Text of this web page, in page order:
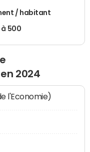
/ habitant
à 500
2024
l'Economie)